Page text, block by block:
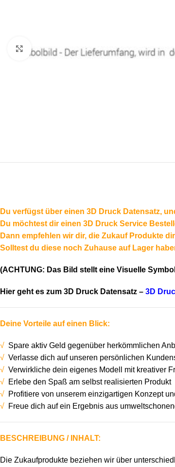
Click to enlarge
Du verfügst über einen 3D Druck Datensatz,
Du möchtest dir einen 3D Druck Service
Dann empfehlen wir dir, die Zukauf Produkte
Solltest du diese noch Zuhause auf Lager
(ACHTUNG: Das Bild stellt eine Visuelle
Hier geht es zum 3D Druck Datensatz – 3D
Deine Vorteile auf einen Blick:
√ Spare aktiv Geld gegenüber herkömmlichen
√ Verlasse dich auf unseren persönlichen
√ Verwirkliche dein eigenes Modell mit kreativer
√ Erlebe den Spaß am selbst realisierten Produkt
√ Profitiere von unserem einzigartigen Konzept
√ Freue dich auf ein Ergebnis aus
BESCHREIBUNG / INHALT:
Die Zukaufprodukte beziehen wir über